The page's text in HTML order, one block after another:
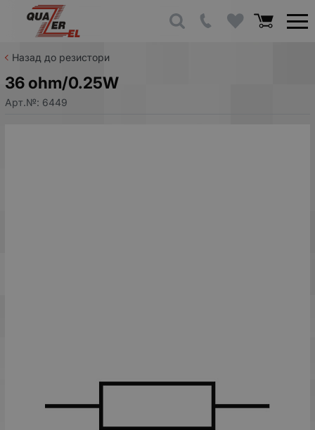
Назад до резистори
36 ohm/0.25W
Арт.№: 6449